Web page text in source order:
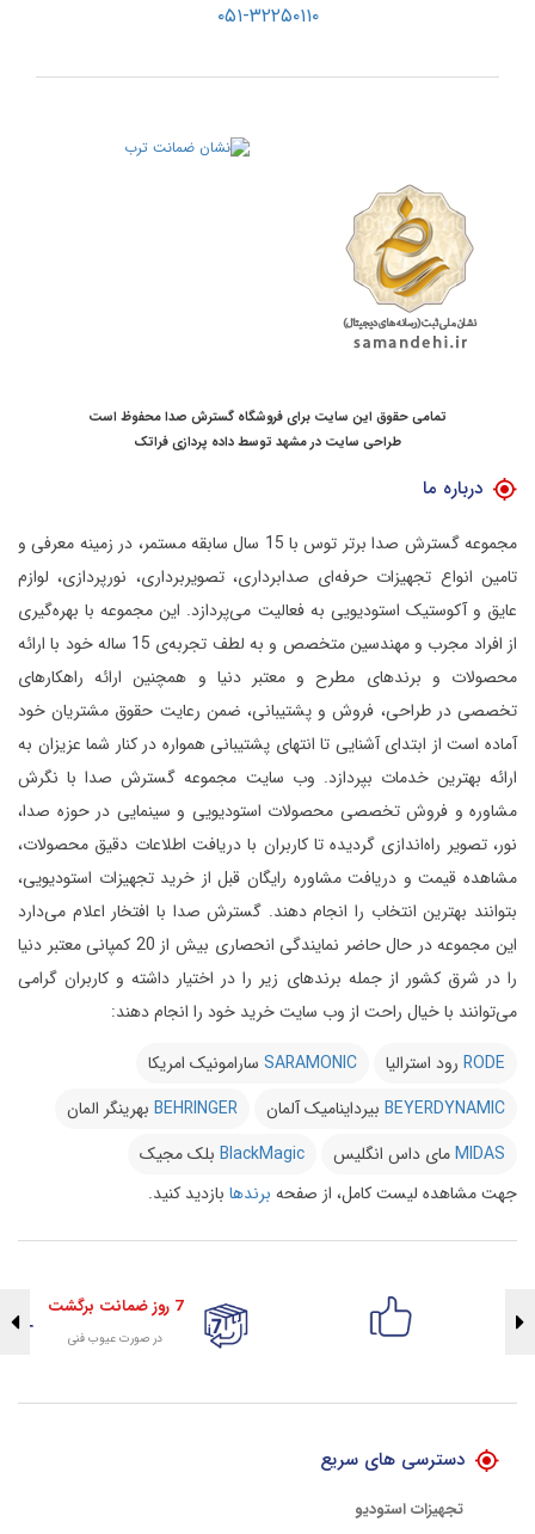
۰۵۱-۳۲۲۵۰۱۱۰
تمامی حقوق این سایت برای فروشگاه گسترش صدا محفوظ است
طراحی سایت در مشهد توسطداده پردازی فراتک
درباره ما
مجموعه گسترش صدا برتر توس با 15 سال سابقه مستمر، در زمینه معرفی و
تامین انواع تجهیزات حرفه‌ای صدابرداری، تصویربرداری، نورپردازی، لوازم
عایق و آکوستیک استودیویی به فعالیت می‌پردازد. این مجموعه با بهره‌گیری
از افراد مجرب و مهندسین متخصص و به لطف تجربه‌ی 15 ساله خود با ارائه
محصولات و برندهای مطرح و معتبر دنیا و همچنین ارائه راهکارهای
تخصصی در طراحی، فروش و پشتیبانی، ضمن رعایت حقوق مشتریان خود
آماده است از ابتدای آشنایی تا انتهای پشتیبانی همواره در کنار شما عزیزان به
ارائه بهترین خدمات بپردازد. وب سایت مجموعه گسترش صدا با نگرش
مشاوره و فروش تخصصی محصولات استودیویی و سینمایی در حوزه صدا،
نور، تصویر راه‌اندازی گردیده تا کاربران با دریافت اطلاعات دقیق محصولات،
مشاهده قیمت و دریافت مشاوره رایگان قبل از خرید تجهیزات استودیویی،
بتوانند بهترین انتخاب را انجام دهند. گسترش صدا با افتخار اعلام می‌دارد
این مجموعه در حال حاضر نمایندگی انحصاری بیش از 20 کمپانی معتبر دنیا
را در شرق کشور از جمله برندهای زیر را در اختیار داشته و کاربران گرامی
می‌توانند با خیال راحت از وب سایت خرید خود را انجام دهند:
RODE رود استرالیا SARAMONIC سارامونیک امریکا
BEYERDYNAMIC بیرداینامیک آلمان BEHRINGER بهرینگر المان
MIDASمای داس انگلیس BlackMagic بلک مجیک
جهت مشاهده لیست کامل، از صفحه برندها بازدید کنید.
7 روز ضمانت برگشت
در صورت عیوب فنی
دسترسی های سریع
تجهیزات استودیو